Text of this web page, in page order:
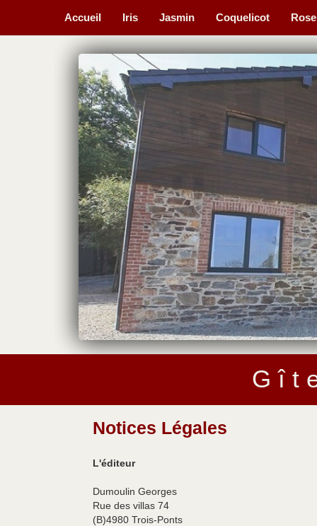
Accueil Iris Jasmin Coquelicot Rose
G î t
Notices Légales
L'éditeur
Dumoulin Georges
Rue des villas 74
(B)4980 Trois-Ponts